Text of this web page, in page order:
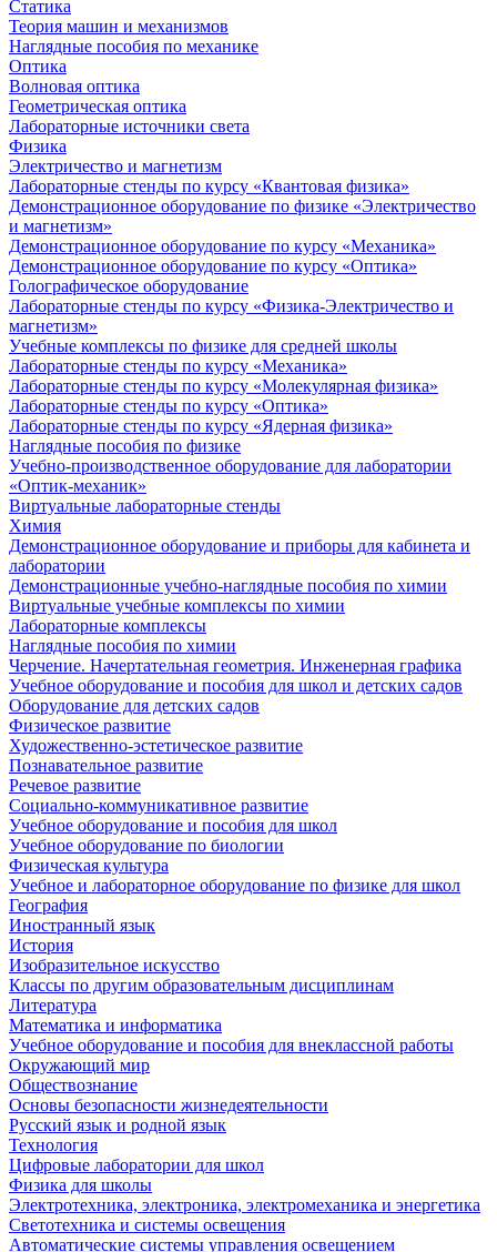
Статика
Теория машин и механизмов
Наглядные пособия по механике
Оптика
Волновая оптика
Геометрическая оптика
Лабораторные источники света
Физика
Электричество и магнетизм
Лабораторные стенды по курсу «Квантовая физика»
Демонстрационное оборудование по физике «Электричество
и магнетизм»
Демонстрационное оборудование по курсу «Механика»
Демонстрационное оборудование по курсу «Оптика»
Голографическое оборудование
Лабораторные стенды по курсу «Физика-Электричество и
магнетизм»
Учебные комплексы по физике для средней школы
Лабораторные стенды по курсу «Механика»
Лабораторные стенды по курсу «Молекулярная физика»
Лабораторные стенды по курсу «Оптика»
Лабораторные стенды по курсу «Ядерная физика»
Наглядные пособия по физике
Учебно-производственное оборудование для лаборатории
«Оптик-механик»
Виртуальные лабораторные стенды
Химия
Демонстрационное оборудование и приборы для кабинета и
лаборатории
Демонстрационные учебно-наглядные пособия по химии
Виртуальные учебные комплексы по химии
Лабораторные комплексы
Наглядные пособия по химии
Черчение. Начертательная геометрия. Инженерная графика
Учебное оборудование и пособия для школ и детских садов
Оборудование для детских садов
Физическое развитие
Художественно-эстетическое развитие
Познавательное развитие
Речевое развитие
Социально-коммуникативное развитие
Учебное оборудование и пособия для школ
Учебное оборудование по биологии
Физическая культура
Учебное и лабораторное оборудование по физике для школ
География
Иностранный язык
История
Изобразительное искусство
Классы по другим образовательным дисциплинам
Литература
Математика и информатика
Учебное оборудование и пособия для внеклассной работы
Окружающий мир
Обществознание
Основы безопасности жизнедеятельности
Русский язык и родной язык
Технология
Цифровые лаборатории для школ
Физика для школы
Электротехника, электроника, электромеханика и энергетика
Светотехника и системы освещения
Автоматические системы управления освещением